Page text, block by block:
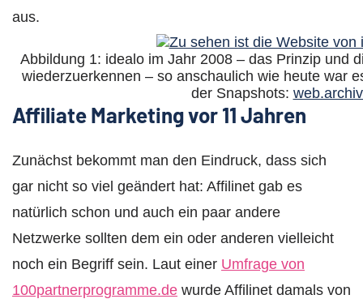
aus.
Abbildung 1: idealo im Jahr 2008 – das Prinzip und
wiederzuerkennen – so anschaulich wie heute war
der Snapshots:
Affiliate Marketing vor 11 Jahren
Zunächst bekommt man den Eindruck, dass sich
gar nicht so viel geändert hat: Affilinet gab es
natürlich schon und auch ein paar andere
Netzwerke sollten dem ein oder anderen vielleicht
noch ein Begriff sein. Laut einer Umfrage von
100partnerprogramme.de wurde Affilinet damals von